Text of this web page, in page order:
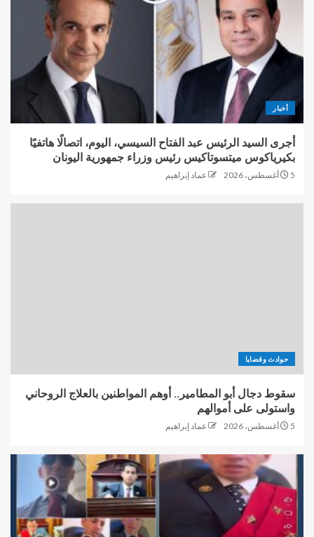
أخبار
أجرى السيد الرئيس عبد الفتاح السيسي، اليوم، اتصالًا هاتفيًا
بكيرياكوس ميتسوتاكيس رئيس وزراء جمهورية اليونان
5 أغسطس، 2026 عماد إبراهيم
حوادث وقضايا
سقوط دجال أبو المطامير.. أوهم المواطنين بالعلاج الروحاني
واستولى على أموالهم
5 أغسطس، 2026 عماد إبراهيم